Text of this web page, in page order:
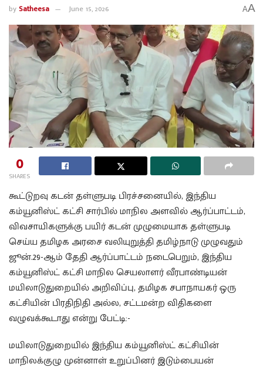
bySatheesa June 15, 2026 AA
0
SHARES
கூட்டுறவு கடன் தள்ளுபடி பிரச்சனையில், இந்திய
கம்யூனிஸ்ட் கட்சி சார்பில் மாநில அளவில் ஆர்ப்பாட்டம்,
விவசாயிகளுக்கு பயிர் கடன் முழுமையாக தள்ளுபடி
செய்ய தமிழக அரசை வலியுறுத்தி தமிழ்நாடு முழுவதும்
ஜூன்.29-ஆம் தேதி ஆர்ப்பாட்டம் நடைபெறும், இந்திய
கம்யூனிஸ்ட் கட்சி மாநில செயலாளர் வீரபாண்டியன்
மயிலாடுதுறையில் அறிவிப்பு, தமிழக சபாநாயகர் ஒரு
கட்சியின் பிரதிநிதி அல்ல, சட்டமன்ற விதிகளை
வழுவக்கூடாது என்று பேட்டி:-
மயிலாடுதுறையில் இந்திய கம்யூனிஸ்ட் கட்சியின்
மாநிலக்குழு முன்னாள் உறுப்பினர் இடும்பையன்